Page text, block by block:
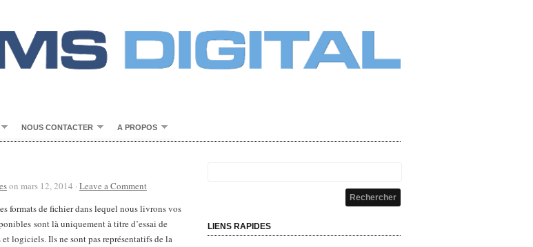
NOUS CONTACTER A PROPOS
on mars 12, 2014 · Leave a Comment
formats de fichier dans lequel nous livrons vos
sont là uniquement à titre d’essai de
logiciels. Ils ne sont pas représentatifs de la
LIENS RAPIDES